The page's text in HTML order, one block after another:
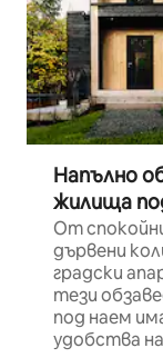
Напълно
жилища
От
дървени
градски
тези
под наем
удобства